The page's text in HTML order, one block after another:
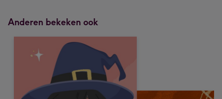
Anderen bekeken ook